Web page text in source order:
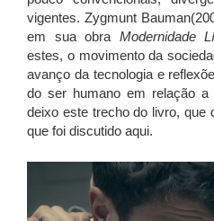
vigentes. Zygmunt
em sua obra Modernidade
estes, o movimento da
avanço da tecnologia e
do ser humano em relação a
deixo este trecho do livro, que
que foi discutido aqui.